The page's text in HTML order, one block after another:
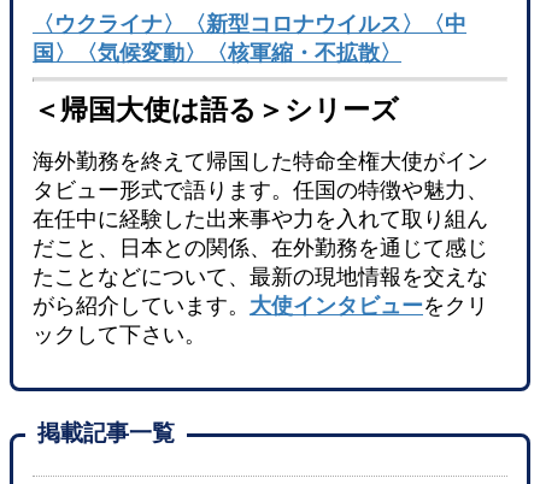
〈ウクライナ〉 〈新型コロナウイルス〉
〈中
国〉
〈気候変動〉 〈核軍縮・不拡散〉
＜帰国大使は語る＞シリーズ
海外勤務を終えて帰国した特命全権大使がイン
タビュー形式で語ります。任国の特徴や魅力、
在任中に経験した出来事や力を入れて取り組ん
だこと、日本との関係、在外勤務を通じて感じ
たことなどについて、最新の現地情報を交えな
がら紹介しています。 大使インタビューをクリ
ックして下さい。
掲載記事一覧